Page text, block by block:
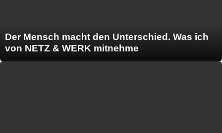
Der Mensch macht den Unterschied. Was ich
von NETZ & WERK mitnehme